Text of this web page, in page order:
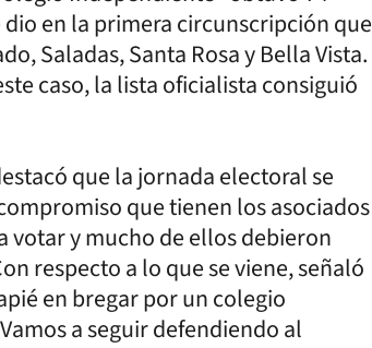
en la primera circunscripción que
Saladas, Santa Rosa y Bella Vista.
caso, la lista oficialista consiguió
que la jornada electoral se
que tienen los asociados
votar y mucho de ellos debieron
respecto a lo que se viene, señaló
en bregar por un colegio
a seguir defendiendo al